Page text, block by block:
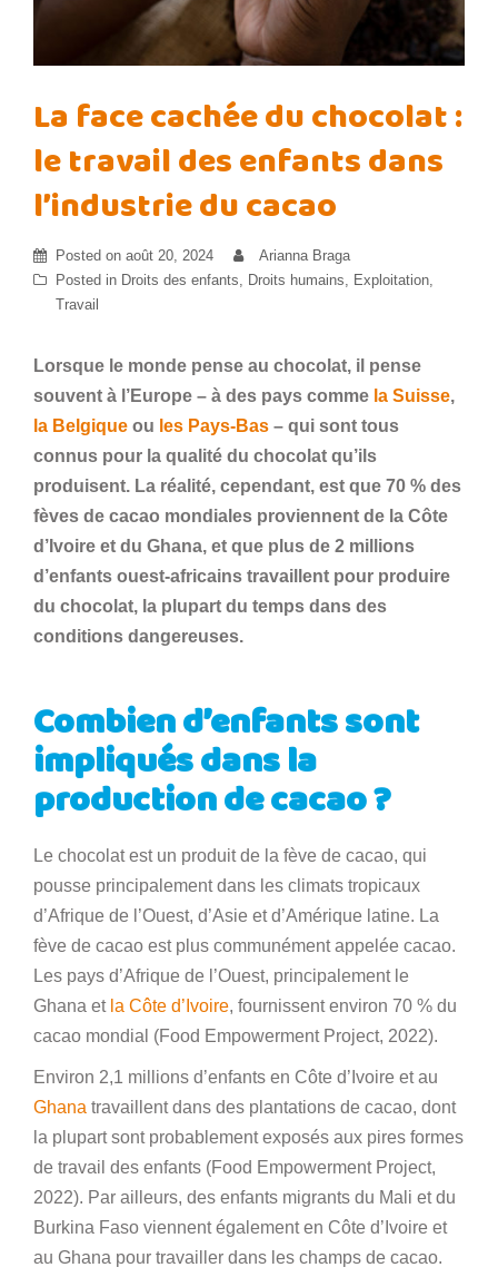
La face cachée du chocolat :
le travail des enfants dans
l’industrie du cacao
Posted on août 20, 2024
Arianna Braga
Posted in Droits des enfants Droits humains Exploitation
Travail
Lorsque le monde pense au chocolat, il pense
souvent à l’Europe – à des pays comme la Suisse,
la Belgique ou les Pays-Bas – qui sont tous
connus pour la qualité du chocolat qu’ils
produisent. La réalité, cependant, est que 70 % des
fèves de cacao mondiales proviennent de la Côte
d’Ivoire et du Ghana, et que plus de 2 millions
d’enfants ouest-africains travaillent pour produire
du chocolat, la plupart du temps dans des
conditions dangereuses.
Combien d’enfants sont
impliqués dans la
production de cacao ?
Le chocolat est un produit de la fève de cacao, qui
pousse principalement dans les climats tropicaux
d’Afrique de l’Ouest, d’Asie et d’Amérique latine. La
fève de cacao est plus communément appelée cacao.
Les pays d’Afrique de l’Ouest, principalement le
Ghana et la Côte d’Ivoire, fournissent environ 70 % du
cacao mondial (Food Empowerment Project, 2022).
Environ 2,1 millions d’enfants en Côte d’Ivoire et au
Ghana travaillent dans des plantations de cacao, dont
la plupart sont probablement exposés aux pires formes
de travail des enfants (Food Empowerment Project,
2022). Par ailleurs, des enfants migrants du Mali et du
Burkina Faso viennent également en Côte d’Ivoire et
au Ghana pour travailler dans les champs de cacao.